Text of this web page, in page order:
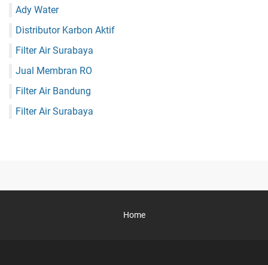
Ady Water
Distributor Karbon Aktif
Filter Air Surabaya
Jual Membran RO
Filter Air Bandung
Filter Air Surabaya
Home